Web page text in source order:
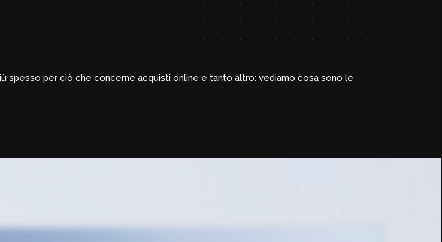
spesso per ciò che concerne acquisti online e tanto altro: vediamo cosa sono le